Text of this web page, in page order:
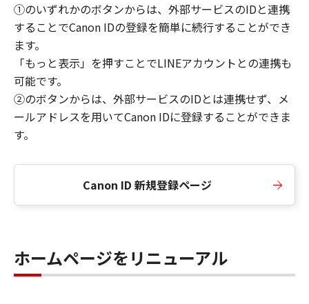
①のいずれかのボタンからは、外部サービスのIDと連携
することでCanon IDの登録を簡単に続行することができ
ます。
「もっと表示」を押すことでLINEアカウントとの連携も
可能です。
②のボタンからは、外部サービスのIDとは連携せず、メ
ールアドレスを用いてCanon IDに登録することができま
す。
Canon ID 新規登録ページ
ホームページをリニューアル